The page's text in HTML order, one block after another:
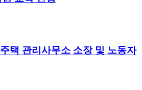
택 관리사무소 소장 및 노동자